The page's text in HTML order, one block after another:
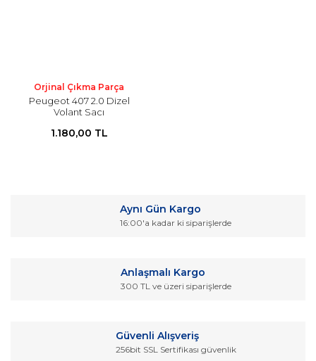
Orjinal Çıkma Parça
Peugeot 407 2.0 Dizel
Volant Sacı
1.180,00 TL
Aynı Gün Kargo
16:00'a kadar ki siparişlerde
Anlaşmalı Kargo
300 TL ve üzeri siparişlerde
Güvenli Alışveriş
256bit SSL Sertifikası güvenlik